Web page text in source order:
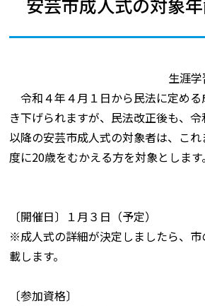
生涯
令和４年４月１日から民法に定め
き下げられますが、民法改正後も、令
以降の安芸市成人式の対象者は、こ
度に20歳をむかえる方を対象とします。
〔開催日〕１月３日（予定）
※成人式の詳細が決定しましたら、市
載します。
〔参加資格〕